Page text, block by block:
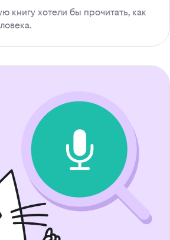
книгу хотели бы прочитать, как